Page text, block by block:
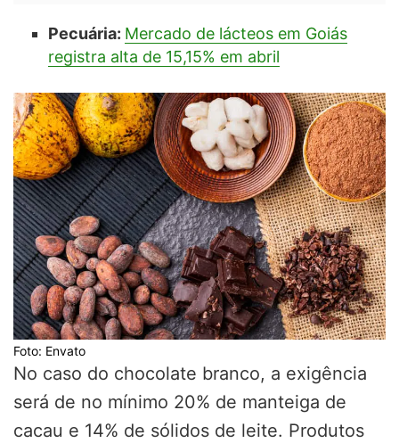
Pecuária: Mercado de lácteos em Goiás
registra alta de 15,15% em abril
Foto: Envato
No caso do chocolate branco, a exigência
será de no mínimo 20% de manteiga de
cacau e 14% de sólidos de leite. Produtos